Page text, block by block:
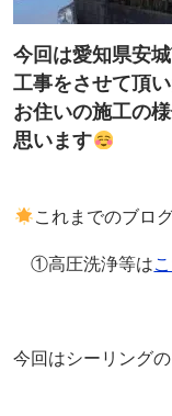
今回は愛知県安
工事をさせて頂
お住いの施工の
思います
これまでのブロ
①高圧洗浄等は
今回はシーリングの